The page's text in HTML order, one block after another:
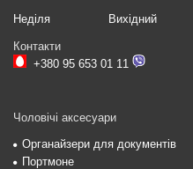
Неділя
Вихідний
Контакти
+380 95 653 01 11
Чоловічі аксесуари
Органайзери для документів
Портмоне